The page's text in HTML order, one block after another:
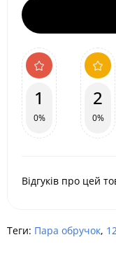
1
0%
2
0%
Відгуків про цей
Теги: Пара обручок,